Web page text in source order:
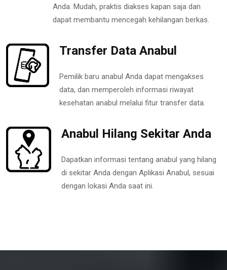
Anda. Mudah, praktis diakses kapan saja dan
dapat membantu mencegah kehilangan berkas.
Transfer Data Anabul
Pemilik baru anabul Anda dapat mengakses
data, dan memperoleh informasi riwayat
kesehatan anabul melalui fitur transfer data.
Anabul Hilang Sekitar Anda
Dapatkan informasi tentang anabul yang hilang
di sekitar Anda dengan Aplikasi Anabul, sesuai
dengan lokasi Anda saat ini.